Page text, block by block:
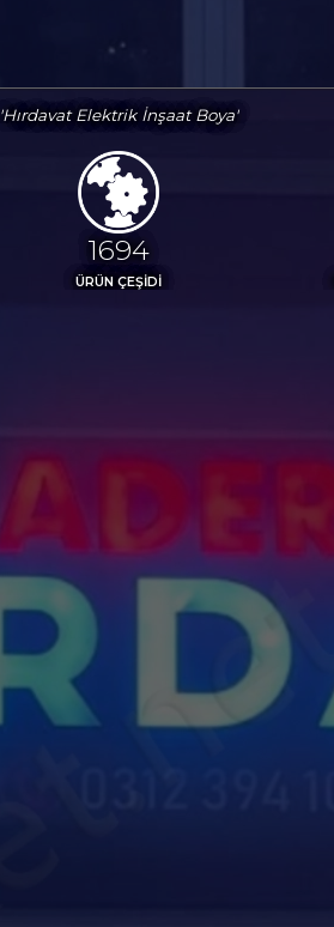
'Hırdavat Elektrik İnşaat Boya'
1850
ÜRÜN ÇEŞİDİ